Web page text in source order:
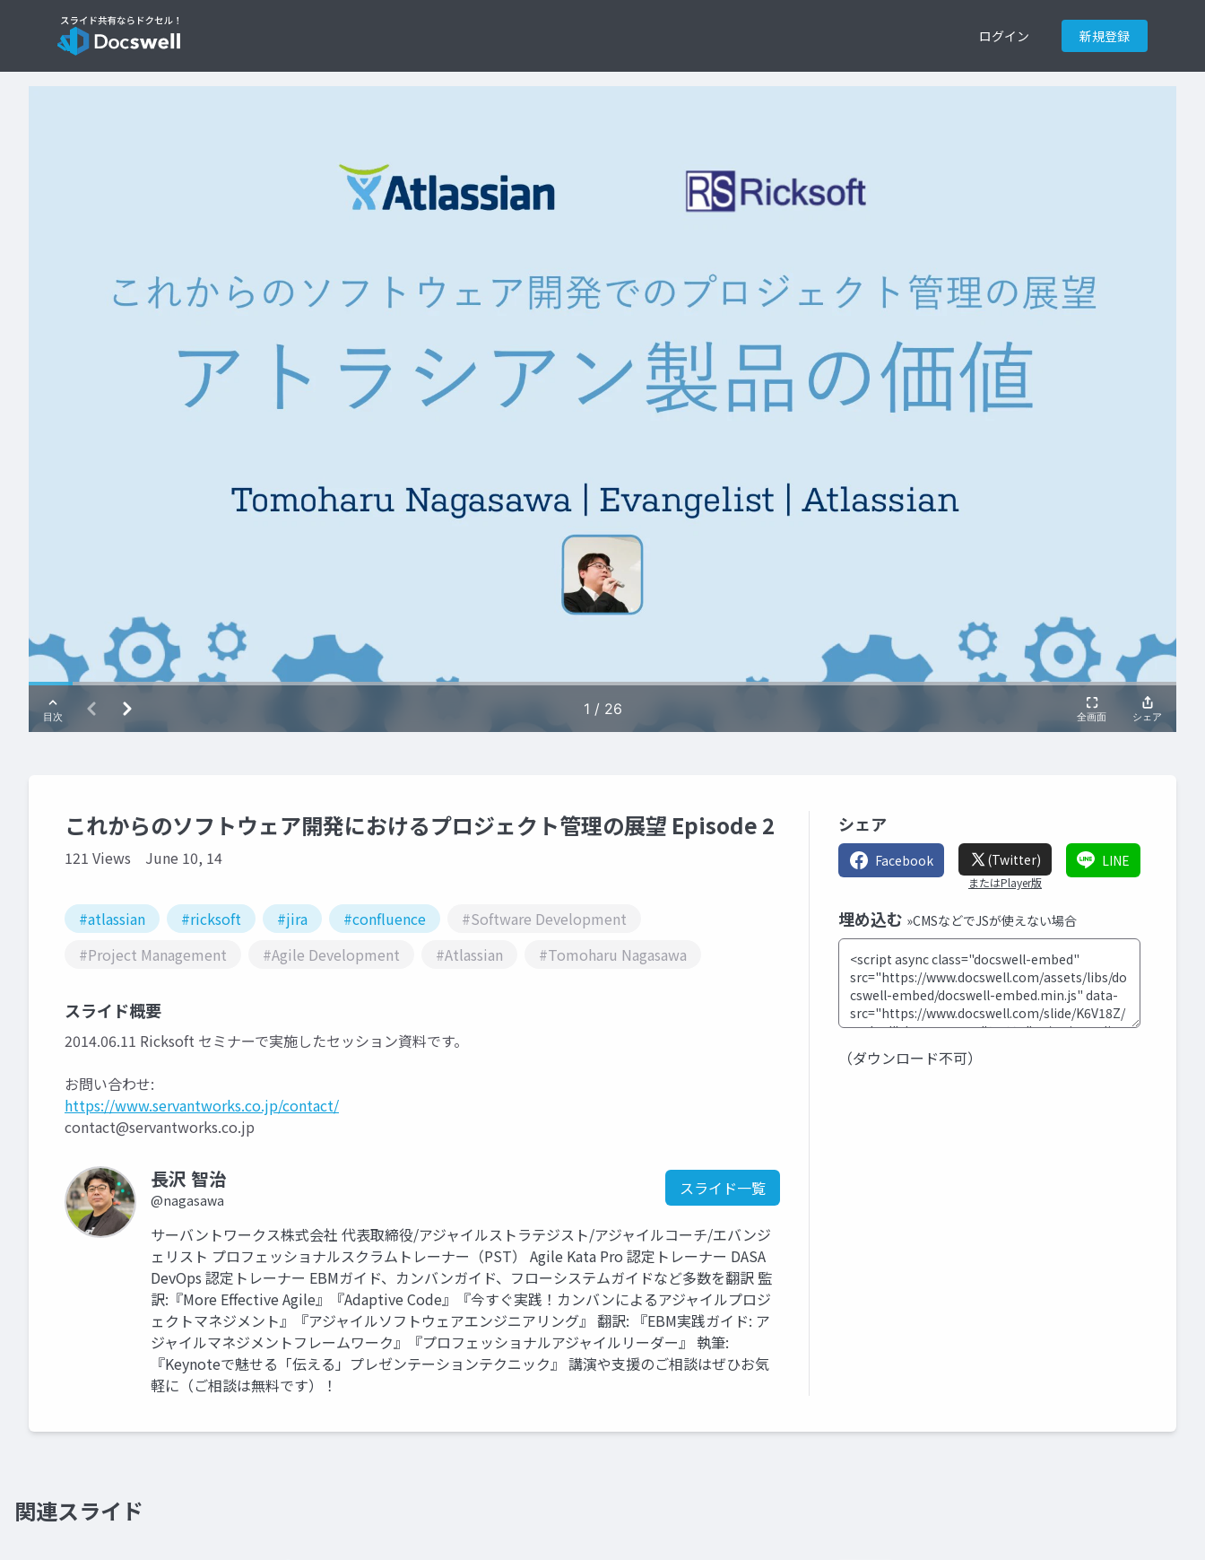
ログイン 新規登録
これからのソフトウェア開発におけるプロジェクト管理の展望 Episode 2
121 Views June 10, 14
#atlassian #ricksoft #jira #confluence
#Software Development
#Project Management
#Agile Development #Atlassian #Tomoharu Nagasawa
スライド概要
2014.06.11 Ricksoft セミナーで実施したセッション資料です。
お問い合わせ:
https://www.servantworks.co.jp/contact/
contact@servantworks.co.jp
長沢 智治
@nagasawa
スライド一覧
サーバントワークス株式会社 代表取締役/アジャイルストラテジスト/アジャイルコーチ/エバンジ
ェリスト プロフェッショナルスクラムトレーナー（PST） Agile Kata Pro 認定トレーナー DASA
DevOps 認定トレーナー EBMガイド、カンバンガイド、フローシステムガイドなど多数を翻訳 監
訳:『More Effective Agile』『Adaptive Code』『今すぐ実践！カンバンによるアジャイルプロジ
ェクトマネジメント』『アジャイルソフトウェアエンジニアリング』 翻訳: 『EBM実践ガイド: ア
ジャイルマネジメントフレームワーク』『プロフェッショナルアジャイルリーダー』 執筆:
『Keynoteで魅せる「伝える」プレゼンテーションテクニック』 講演や支援のご相談はぜひお気
軽に（ご相談は無料です）！
シェア
Facebook (Twitter)
またはPlayer版
LINE
埋め込む »CMSなどでJSが使えない場合
（ダウンロード不可）
関連スライド